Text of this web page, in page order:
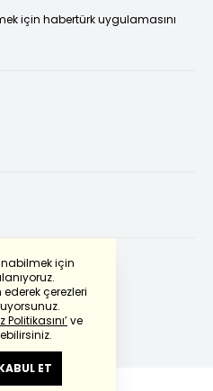
için
çerezleri
Politikasını’ve
ET
için habertürk uygulamasını
kullanılmıştır.